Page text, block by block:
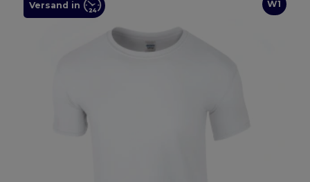
W1
Versand in